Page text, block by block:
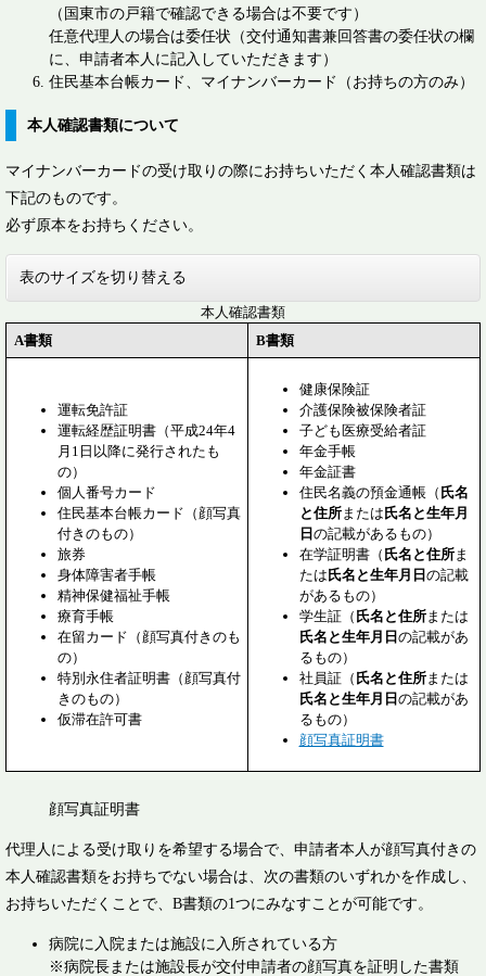
（国東市の戸籍で確認できる場合は不要です）
任意代理人の場合は委任状（交付通知書兼回答書の委任状の欄
に、申請者本人に記入していただきます）
住民基本台帳カード、マイナンバーカード（お持ちの方のみ）
本人確認書類について
マイナンバーカードの受け取りの際にお持ちいただく本人確認書類は
下記のものです。
必ず原本をお持ちください。
表のサイズを切り替える
本人確認書類
A書類
B書類
運転免許証
運転経歴証明書（平成24年4
月1日以降に発行されたも
の）
個人番号カード
住民基本台帳カード（顔写真
付きのもの）
旅券
身体障害者手帳
精神保健福祉手帳
療育手帳
在留カード（顔写真付きのも
の）
特別永住者証明書（顔写真付
きのもの）
仮滞在許可書
健康保険証
介護保険被保険者証
子ども医療受給者証
年金手帳
年金証書
住民名義の預金通帳（ 氏名
と住所または氏名と生年月
日の記載があるもの）
在学証明書（ 氏名と住所ま
たは氏名と生年月日の記載
があるもの）
学生証（ 氏名と住所または
氏名と生年月日の記載があ
るもの）
社員証（ 氏名と住所または
氏名と生年月日の記載があ
るもの）
顔写真証明書
顔写真証明書
代理人による受け取りを希望する場合で、申請者本人が顔写真付きの
本人確認書類をお持ちでない場合は、次の書類のいずれかを作成し、
お持ちいただくことで、B書類の1つにみなすことが可能です。
病院に入院または施設に入所されている方
※病院長または施設長が交付申請者の顔写真を証明した書類